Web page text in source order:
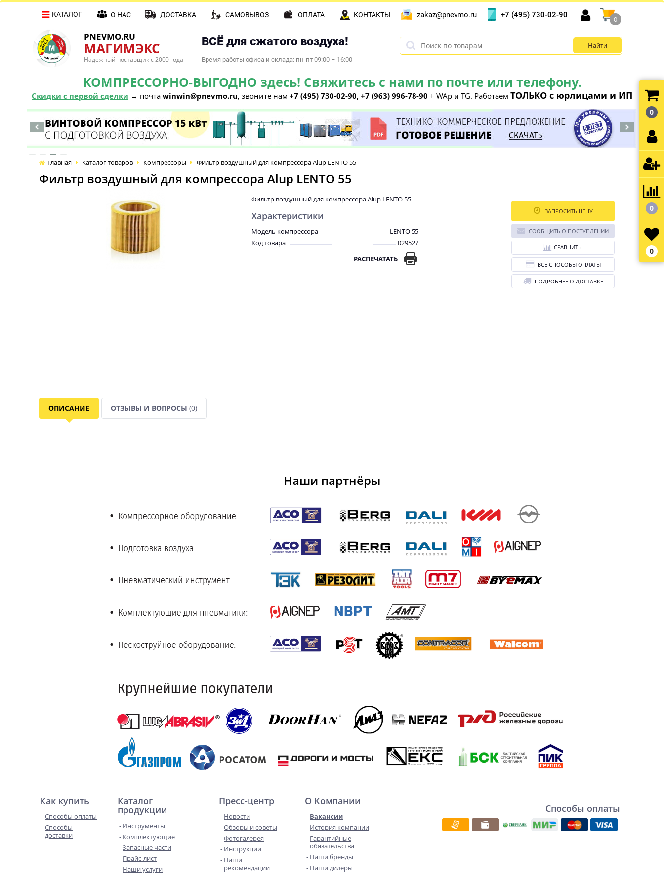
PNEVMO.RU
МАГИМЭКС
Надёжный поставщик с 2000 года
ВСЁ для сжатого воздуха!
Время работы офиса и склада: пн-пт 09:00 – 16:00
КОМПРЕССОРНО-ВЫГОДНО здесь! Свяжитесь с нами по почте или телефону.
Скидки с первой сделки → почта winwin@pnevmo.ru, звоните нам +7 (495) 730-02-90, +7 (963) 996-78-90 + WAp и TG. Работаем ТОЛЬКО с юрлицами и ИП
КАТАЛОГ О НАС ДОСТАВКА САМОВЫВОЗ ОПЛАТА КОНТАКТЫ zakaz@pnevmo.ru +7 (495) 730-02-90
0
Главная Каталог товаров Компрессоры Фильтр воздушный для компрессора Alup LENTO 55
Фильтр воздушный для компрессора Alup LENTO 55
Фильтр воздушный для компрессора Alup LENTO 55
Характеристики
Модель компрессора
LENTO 55
Код товара
029527
РАСПЕЧАТАТЬ
ЗАПРОСИТЬ ЦЕНУ
СООБЩИТЬ О ПОСТУПЛЕНИИ
СРАВНИТЬ
ВСЕ СПОСОБЫ ОПЛАТЫ
ПОДРОБНЕЕ О ДОСТАВКЕ
ОПИСАНИЕ ОТЗЫВЫ И ВОПРОСЫ (0)
Наши партнёры
Как купить
Способы оплаты
Способы
доставки
Каталог
продукции
Инструменты
Комплектующие
Запасные части
Прайс-лист
Наши услуги
Пресс-центр
Новости
Обзоры и советы
Фотогалерея
Инструкции
Наши
рекомендации
О Компании
Вакансии
История компании
Гарантийные
обязательства
Наши бренды
Наши дилеры
Способы оплаты
0
0
0